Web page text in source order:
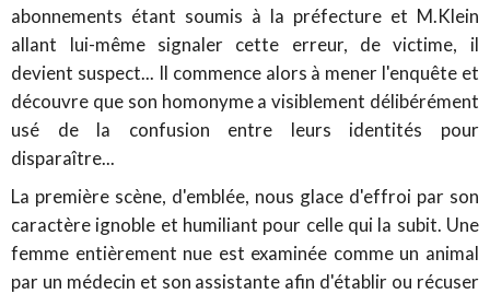
abonnements étant soumis à la préfecture et M.Klein
allant lui-même signaler cette erreur, de victime, il
devient suspect... Il commence alors à mener l'enquête et
découvre que son homonyme a visiblement délibérément
usé de la confusion entre leurs identités pour
disparaître...
La première scène, d'emblée, nous glace d'effroi par son
caractère ignoble et humiliant pour celle qui la subit. Une
femme entièrement nue est examinée comme un animal
par un médecin et son assistante afin d'établir ou récuser